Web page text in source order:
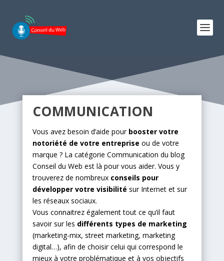
COMMUNICATION
Vous avez besoin d’aide pour booster votre
notoriété de votre entreprise ou de votre
marque ? La catégorie Communication du blog
Conseil du Web est là pour vous aider. Vous y
trouverez de nombreuxconseils pour
développer votre visibilité sur Internet et sur
les réseaux sociaux.
Vous connaitrez également tout ce qu’il faut
savoir sur les différents types de marketing
(marketing-mix, street marketing, marketing
digital…), afin de choisir celui qui correspond le
mieux à votre problématique et à vos objectifs